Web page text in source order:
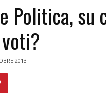
Politica, su
2013